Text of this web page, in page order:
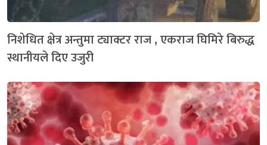
निशेधित क्षेत्र अन्तुमा ट्याक्टर राज , एकराज घिमिरे बिरुद्ध
स्थानीयले दिए उजुरी